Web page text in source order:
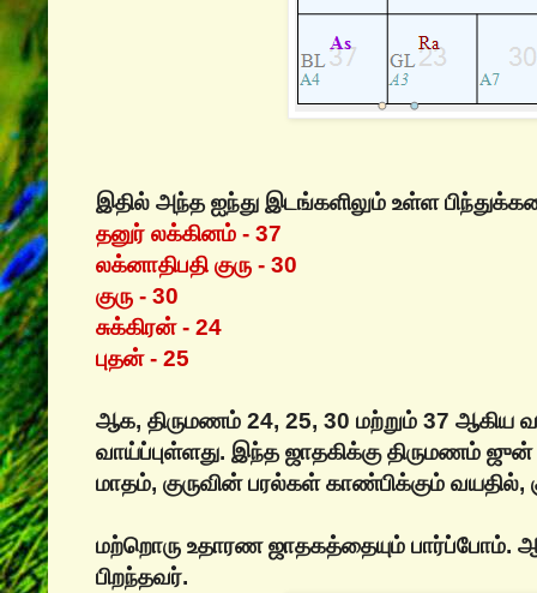
இதில் அந்த ஐந்து இடங்களிலும் உள்ள
தனுர் லக்கினம் - 37
லக்னாதிபதி குரு - 30
குரு - 30
சுக்கிரன் - 24
புதன் - 25
ஆக, திருமணம் 24, 25, 30 மற்றும் 37 ஆகிய
வாய்ப்புள்ளது. இந்த ஜாதகிக்கு திருமணம்
மாதம், குருவின் பரல்கள் காண்பிக்கும் வயதில்,
மற்றொரு உதாரண ஜாதகத்தையும்
பிறந்தவர்.